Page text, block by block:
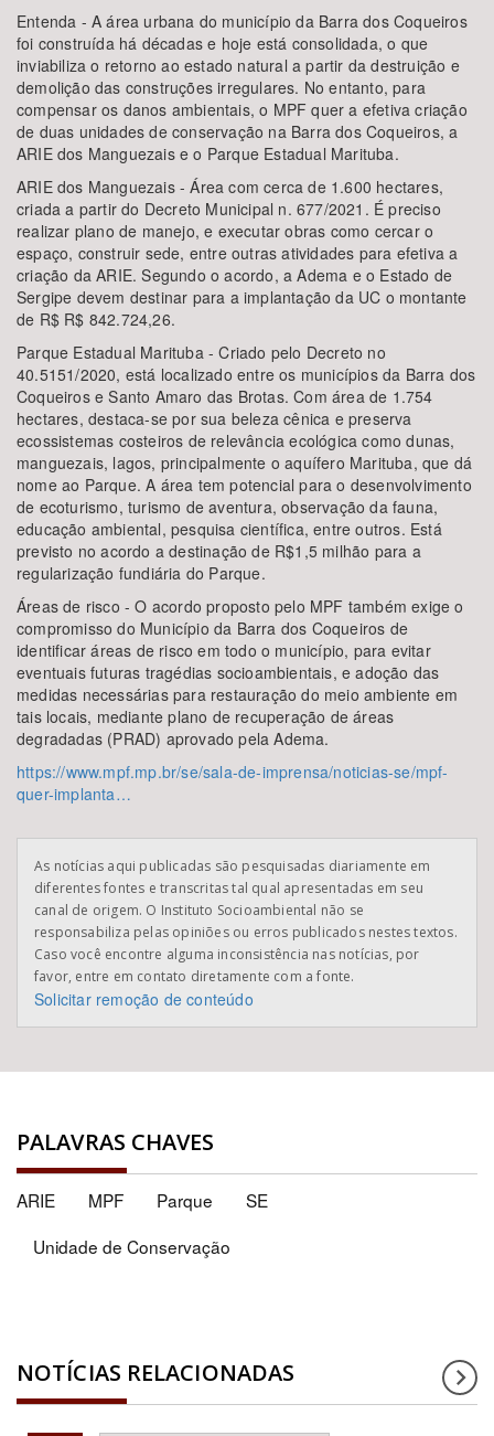
Entenda - A área urbana do município da Barra dos Coqueiros
foi construída há décadas e hoje está consolidada, o que
inviabiliza o retorno ao estado natural a partir da destruição e
demolição das construções irregulares. No entanto, para
compensar os danos ambientais, o MPF quer a efetiva criação
de duas unidades de conservação na Barra dos Coqueiros, a
ARIE dos Manguezais e o Parque Estadual Marituba.
ARIE dos Manguezais - Área com cerca de 1.600 hectares,
criada a partir do Decreto Municipal n. 677/2021. É preciso
realizar plano de manejo, e executar obras como cercar o
espaço, construir sede, entre outras atividades para efetiva a
criação da ARIE. Segundo o acordo, a Adema e o Estado de
Sergipe devem destinar para a implantação da UC o montante
de R$ R$ 842.724,26.
Parque Estadual Marituba - Criado pelo Decreto no
40.5151/2020, está localizado entre os municípios da Barra dos
Coqueiros e Santo Amaro das Brotas. Com área de 1.754
hectares, destaca-se por sua beleza cênica e preserva
ecossistemas costeiros de relevância ecológica como dunas,
manguezais, lagos, principalmente o aquífero Marituba, que dá
nome ao Parque. A área tem potencial para o desenvolvimento
de ecoturismo, turismo de aventura, observação da fauna,
educação ambiental, pesquisa científica, entre outros. Está
previsto no acordo a destinação de R$1,5 milhão para a
regularização fundiária do Parque.
Áreas de risco - O acordo proposto pelo MPF também exige o
compromisso do Município da Barra dos Coqueiros de
identificar áreas de risco em todo o município, para evitar
eventuais futuras tragédias socioambientais, e adoção das
medidas necessárias para restauração do meio ambiente em
tais locais, mediante plano de recuperação de áreas
degradadas (PRAD) aprovado pela Adema.
https://www.mpf.mp.br/se/sala-de-imprensa/noticias-se/mpf-
quer-implanta…
As notícias aqui publicadas são pesquisadas diariamente em
diferentes fontes e transcritas tal qual apresentadas em seu
canal de origem. O Instituto Socioambiental não se
responsabiliza pelas opiniões ou erros publicados nestes textos.
Caso você encontre alguma inconsistência nas notícias, por
favor, entre em contato diretamente com a fonte.
Solicitar remoção de conteúdo
PALAVRAS CHAVES
ARIE MPF Parque
SE
Unidade de Conservação
NOTÍCIAS RELACIONADAS